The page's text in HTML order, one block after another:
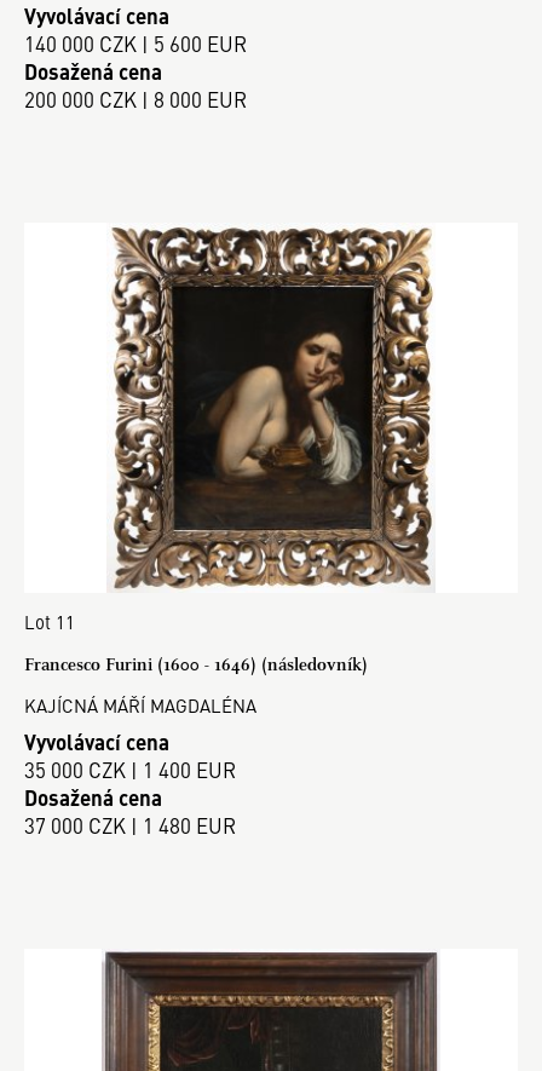
Vyvolávací cena
140 000 CZK | 5 600 EUR
Dosažená cena
200 000 CZK | 8 000 EUR
Lot 11
Francesco Furini (1600 - 1646) (následovník)
KAJÍCNÁ MÁŘÍ MAGDALÉNA
Vyvolávací cena
35 000 CZK | 1 400 EUR
Dosažená cena
37 000 CZK | 1 480 EUR